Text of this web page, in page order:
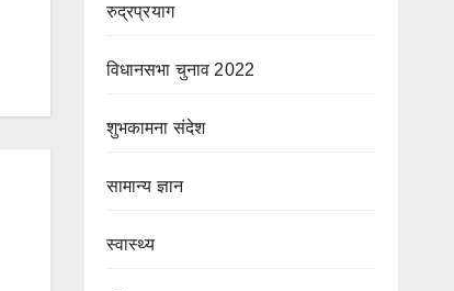
रुद्रप्रयाग
विधानसभा चुनाव 2022
शुभकामना संदेश
सामान्य ज्ञान
स्वास्थ्य